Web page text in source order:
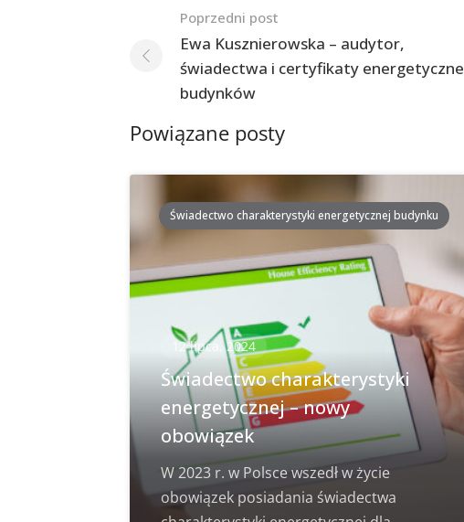
Nawigacja
po
postach
Poprzedni post
Ewa Kusznierowska – audytor,
świadectwa i certyfikaty energetyczne
budynków
Powiązane posty
Świadectwo charakterystyki energetycznej budynku
12 lipca, 2024
Świadectwo charakterystyki
energetycznej – nowy
obowiązek
W 2023 r. w Polsce wszedł w życie
obowiązek posiadania świadectwa